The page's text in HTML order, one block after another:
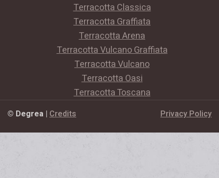
Terracotta Classica
Terracotta Graffiata
Terracotta Arena
Terracotta Vulcano Graffiata
Terracotta Vulcano
Terracotta Oasi
Terracotta Toscana
© Degrea | Credits Privacy Policy